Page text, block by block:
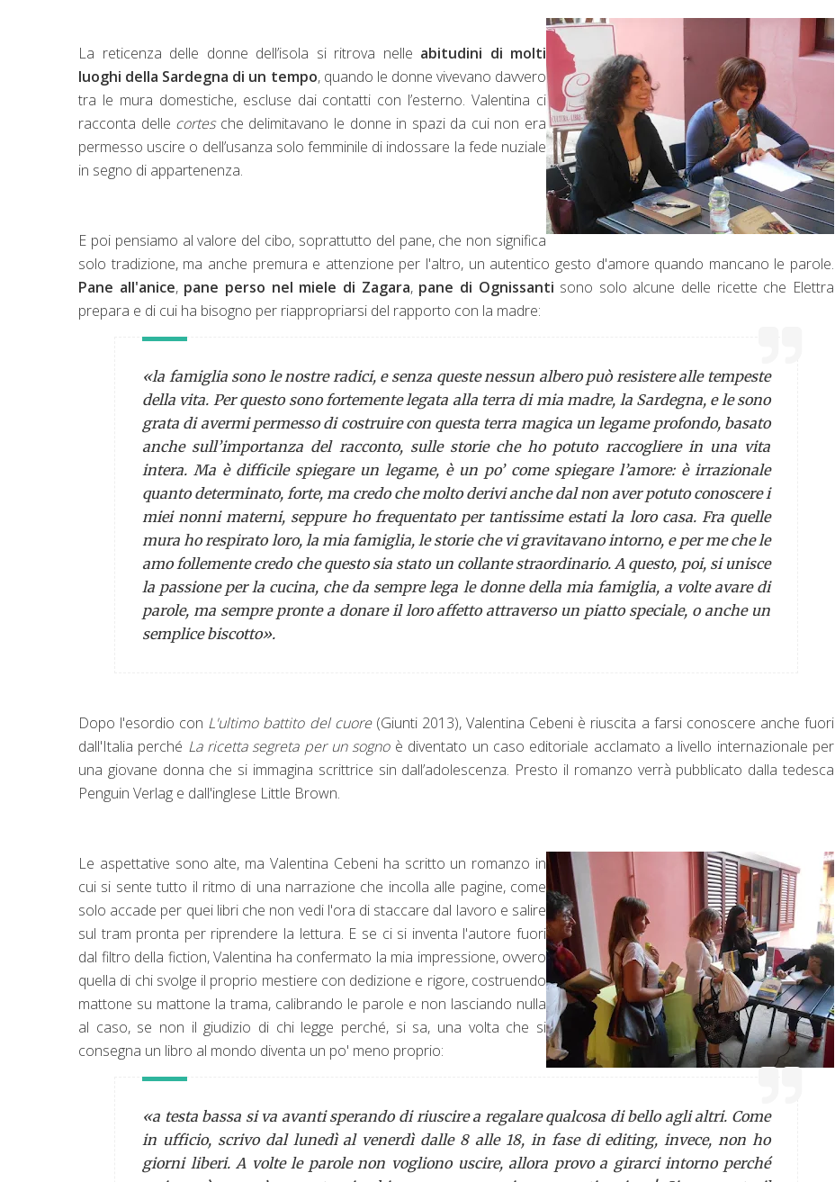
La reticenza delle donne dell’isola si ritrova nelle abitudini di molti
luoghi della Sardegna di un tempo, quando le donne vivevano davvero
tra le mura domestiche, escluse dai contatti con l’esterno. Valentina ci
racconta delle cortesche delimitavano le donne in spazi da cui non era
permesso uscire o dell’usanza solo femminile di indossare la fede nuziale
in segno di appartenenza.
E poi pensiamo al valore del cibo, soprattutto del pane, che non significa
solo tradizione, ma anche premura e attenzione per l'altro, un autentico gesto d'amore quando mancano le parole.
Pane all'anice, pane perso nel miele di Zagara, pane di Ognissanti sono solo alcune delle ricette che Elettra
prepara e di cui ha bisogno per riappropriarsi del rapporto con la madre:
«la famiglia sono le nostre radici, e senza queste nessun albero può resistere alle tempeste
della vita. Per questo sono fortemente legata alla terra di mia madre, la Sardegna, e le sono
grata di avermi permesso di costruire con questa terra magica un legame profondo, basato
anche sull’importanza del racconto, sulle storie che ho potuto raccogliere in una vita
intera. Ma è difficile spiegare un legame, è un po’ come spiegare l’amore: è irrazionale
quanto determinato, forte, ma credo che molto derivi anche dal non aver potuto conoscere i
miei nonni materni, seppure ho frequentato per tantissime estati la loro casa. Fra quelle
mura ho respirato loro, la mia famiglia, le storie che vi gravitavano intorno, e per me che le
amo follemente credo che questo sia stato un collante straordinario. A questo, poi, si unisce
la passione per la cucina, che da sempre lega le donne della mia famiglia, a volte avare di
parole, ma sempre pronte a donare il loro affetto attraverso un piatto speciale, o anche un
semplice biscotto».
Dopo l'esordio con L'ultimo battito del cuore(Giunti 2013), Valentina Cebeni è riuscita a farsi conoscere anche fuori
dall'Italia perché La ricetta segreta per un sognoè diventato un caso editoriale acclamato a livello internazionale per
una giovane donna che si immagina scrittrice sin dall’adolescenza. Presto il romanzo verrà pubblicato dalla tedesca
Penguin Verlag e dall'inglese Little Brown.
Le aspettative sono alte, ma Valentina Cebeni ha scritto un romanzo in
cui si sente tutto il ritmo di una narrazione che incolla alle pagine, come
solo accade per quei libri che non vedi l'ora di staccare dal lavoro e salire
sul tram pronta per riprendere la lettura. E se ci si inventa l'autore fuori
dal filtro della fiction, Valentina ha confermato la mia impressione, ovvero
quella di chi svolge il proprio mestiere con dedizione e rigore, costruendo
mattone su mattone la trama, calibrando le parole e non lasciando nulla
al caso, se non il giudizio di chi legge perché, si sa, una volta che si
consegna un libro al mondo diventa un po' meno proprio:
«a testa bassa si va avanti sperando di riuscire a regalare qualcosa di bello agli altri. Come
in ufficio, scrivo dal lunedì al venerdì dalle 8 alle 18, in fase di editing, invece, non ho
giorni liberi. A volte le parole non vogliono uscire, allora provo a girarci intorno perché